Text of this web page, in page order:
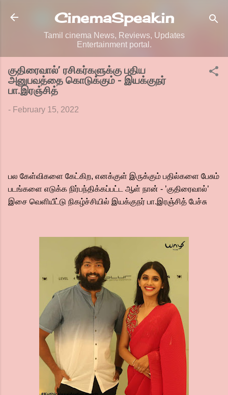
Skip to main content
CinemaSpeak.in
Tamil cinema News, Reviews, Updates
Entertainment portal.
குதிரைவால்’ ரசிகர்களுக்கு புதிய
அனுபவத்தை கொடுக்கும் - இயக்குநர்
பா.இரஞ்சித்
- February 15, 2022
பல கேள்விகளை கேட்கிற, எனக்குள் இருக்கும் பதில்களை பேசும்
படங்களை எடுக்க நிர்பந்திக்கப்பட்ட ஆள் நான் - ’குதிரைவால்’
இசை வெளியீட்டு நிகழ்ச்சியில் இயக்குநர் பா.இரஞ்சித் பேச்சு